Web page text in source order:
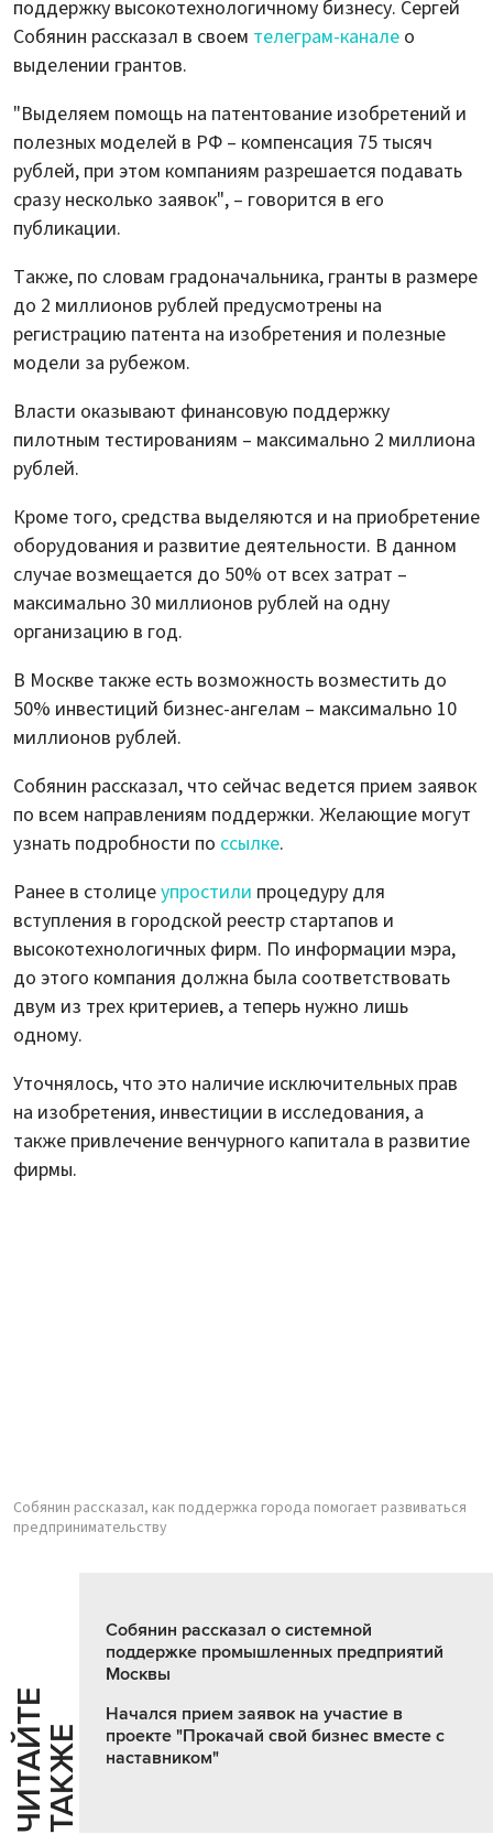
поддержку высокотехнологичному бизнесу. Сергей
Собянин рассказал в своем телеграм-канале о
выделении грантов.
"Выделяем помощь на патентование изобретений и
полезных моделей в РФ – компенсация 75 тысяч
рублей, при этом компаниям разрешается подавать
сразу несколько заявок", – говорится в его
публикации.
Также, по словам градоначальника, гранты в размере
до 2 миллионов рублей предусмотрены на
регистрацию патента на изобретения и полезные
модели за рубежом.
Власти оказывают финансовую поддержку
пилотным тестированиям – максимально 2 миллиона
рублей.
Кроме того, средства выделяются и на приобретение
оборудования и развитие деятельности. В данном
случае возмещается до 50% от всех затрат –
максимально 30 миллионов рублей на одну
организацию в год.
В Москве также есть возможность возместить до
50% инвестиций бизнес-ангелам – максимально 10
миллионов рублей.
Собянин рассказал, что сейчас ведется прием заявок
по всем направлениям поддержки. Желающие могут
узнать подробности по ссылке.
Ранее в столицеупростили процедуру для
вступления в городской реестр стартапов и
высокотехнологичных фирм. По информации мэра,
до этого компания должна была соответствовать
двум из трех критериев, а теперь нужно лишь
одному.
Уточнялось, что это наличие исключительных прав
на изобретения, инвестиции в исследования, а
также привлечение венчурного капитала в развитие
фирмы.
Собянин рассказал, как поддержка города помогает развиваться
предпринимательству
Ч
И
Т
АЙ
Т
Е
Т
А
К
ЖЕ
Собянин рассказал о системной
поддержке промышленных предприятий
Москвы
Начался прием заявок на участие в
проекте "Прокачай свой бизнес вместе с
наставником"